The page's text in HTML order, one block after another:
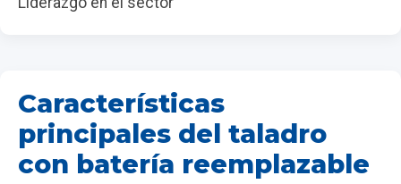
Características
principales del taladro
con batería reemplazable